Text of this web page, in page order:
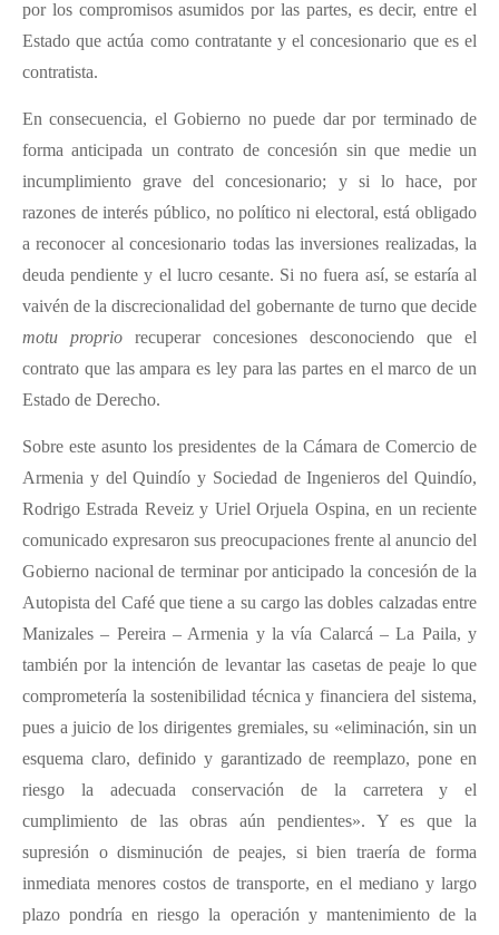
por los compromisos asumidos por las partes, es decir, entre el
Estado que actúa como contratante y el concesionario que es el
contratista.
En consecuencia, el Gobierno no puede dar por terminado de
forma anticipada un contrato de concesión sin que medie un
incumplimiento grave del concesionario; y si lo hace, por
razones de interés público, no político ni electoral, está obligado
a reconocer al concesionario todas las inversiones realizadas, la
deuda pendiente y el lucro cesante. Si no fuera así, se estaría al
vaivén de la discrecionalidad del gobernante de turno que decide
motu proprio recuperar concesiones desconociendo que el
contrato que las ampara es ley para las partes en el marco de un
Estado de Derecho.
Sobre este asunto los presidentes de la Cámara de Comercio de
Armenia y del Quindío y Sociedad de Ingenieros del Quindío,
Rodrigo Estrada Reveiz y Uriel Orjuela Ospina, en un reciente
comunicado expresaron sus preocupaciones frente al anuncio del
Gobierno nacional de terminar por anticipado la concesión de la
Autopista del Café que tiene a su cargo las dobles calzadas entre
Manizales – Pereira – Armenia y la vía Calarcá – La Paila, y
también por la intención de levantar las casetas de peaje lo que
comprometería la sostenibilidad técnica y financiera del sistema,
pues a juicio de los dirigentes gremiales, su «eliminación, sin un
esquema claro, definido y garantizado de reemplazo, pone en
riesgo la adecuada conservación de la carretera y el
cumplimiento de las obras aún pendientes». Y es que la
supresión o disminución de peajes, si bien traería de forma
inmediata menores costos de transporte, en el mediano y largo
plazo pondría en riesgo la operación y mantenimiento de la